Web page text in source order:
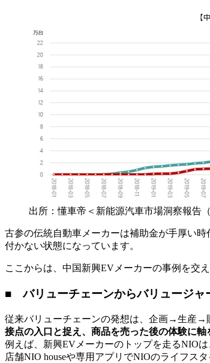
出所：懂車帝＜新能源汽車市場洞察報告
古参の伝統自動車メーカーは補助金が手厚い
付かない状態になっています。
ここからは、中国新興EVメーカーの事例を交
■ バリューチェーンからバリュージャ
従来バリューチェーンの発想は、企画→生産→
接点の入口と捉え、商品を売った後の体験に
例えば、新興EVメーカーのトップを走るNIO
店舗NIO houseや専用アプリでNIOのライフス